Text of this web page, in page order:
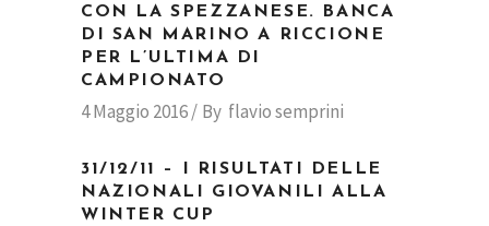
CON LA SPEZZANESE. BANCA
DI SAN MARINO A RICCIONE
PER L’ULTIMA DI
CAMPIONATO
4 Maggio 2016 By flavio semprini
31/12/11 – I RISULTATI DELLE
NAZIONALI GIOVANILI ALLA
WINTER CUP